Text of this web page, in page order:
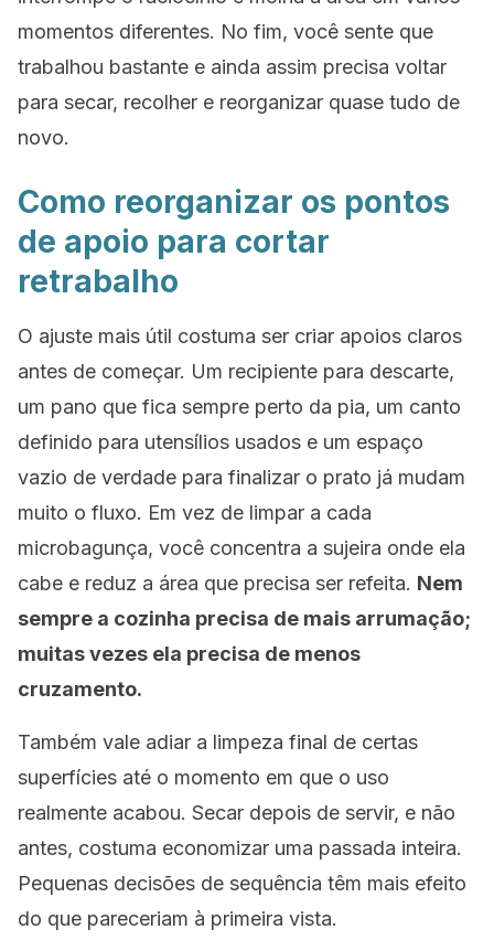
momentos diferentes. No fim, você sente que
trabalhou bastante e ainda assim precisa voltar
para secar, recolher e reorganizar quase tudo de
novo.
Como reorganizar os pontos
de apoio para cortar
retrabalho
O ajuste mais útil costuma ser criar apoios claros
antes de começar. Um recipiente para descarte,
um pano que fica sempre perto da pia, um canto
definido para utensílios usados e um espaço
vazio de verdade para finalizar o prato já mudam
muito o fluxo. Em vez de limpar a cada
microbagunça, você concentra a sujeira onde ela
cabe e reduz a área que precisa ser refeita. Nem
sempre a cozinha precisa de mais arrumação;
muitas vezes ela precisa de menos
cruzamento.
Também vale adiar a limpeza final de certas
superfícies até o momento em que o uso
realmente acabou. Secar depois de servir, e não
antes, costuma economizar uma passada inteira.
Pequenas decisões de sequência têm mais efeito
do que pareceriam à primeira vista.